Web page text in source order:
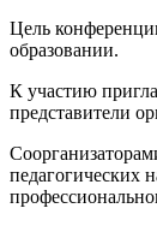
Цель
образовании.
К участию
представители
педагогических